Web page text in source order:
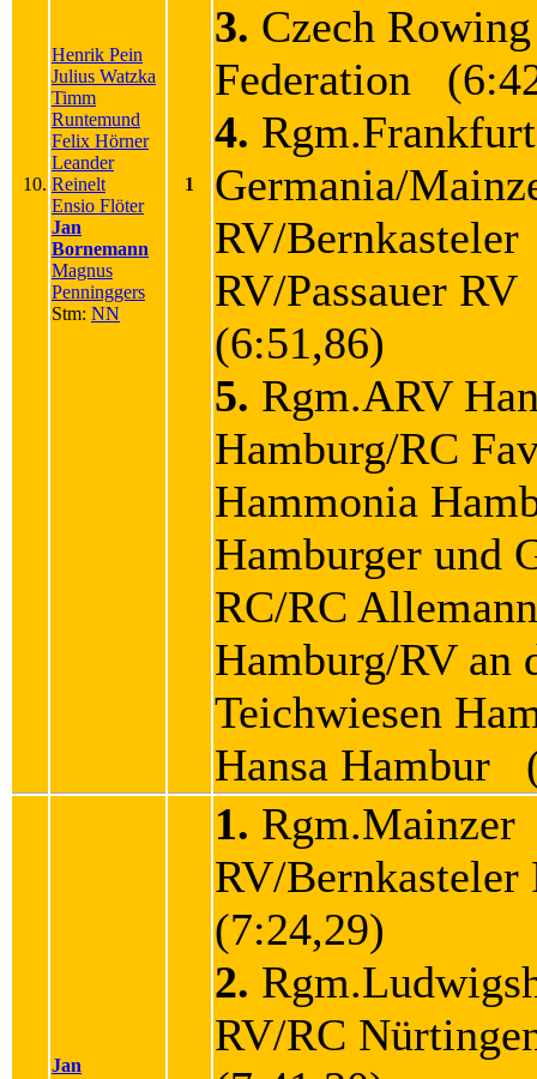
10.
Henrik Pein
Julius Watzka
Timm
Runtemund
Felix Hörner
Leander
Reinelt
Ensio Flöter
Jan
Bornemann
Magnus
Penninggers
Stm: NN
1
3. Czech Rowing
Federation
4.
Germania/
RV/Bernkasteler
RV/Passauer
(6:51,86)
5. Rgm.ARV
Hamburg/RC
Hammonia
Hamburger und
RC/RC
Hamburg/RV an
Teichwiesen
Hansa Hambur
Jan
1. Rgm.Mainzer
RV/
(7:24,29)
2.
RV/RC